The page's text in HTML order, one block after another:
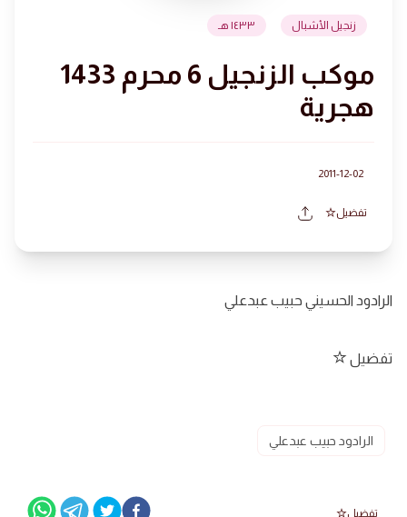
زنجيل الأشبال ١٤٣٣ هـ
موكب الزنجيل 6 محرم 1433
هجرية
2011-12-02
تفضيل
الرادود الحسيني حبيب عبدعلي
تفضيل
الرادود حبيب عبدعلي
تفضيل